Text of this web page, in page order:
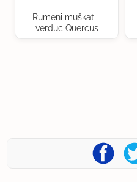
Rumeni muškat –
verduc Quercus